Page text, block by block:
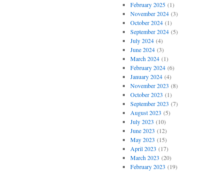
February 2025(1)
November 2024(3)
October 2024(1)
September 2024(5)
July 2024(4)
June 2024(3)
March 2024(1)
February 2024(6)
January 2024(4)
November 2023 (8)
October 2023 (1)
September 2023 (7)
August 2023 (5)
July 2023 (10)
June 2023 (12)
May 2023 (15)
April 2023 (17)
March 2023 (20)
February 2023 (19)